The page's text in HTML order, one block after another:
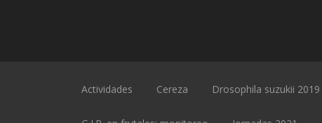
Actividades Cereza Drosophila suzukii 2019